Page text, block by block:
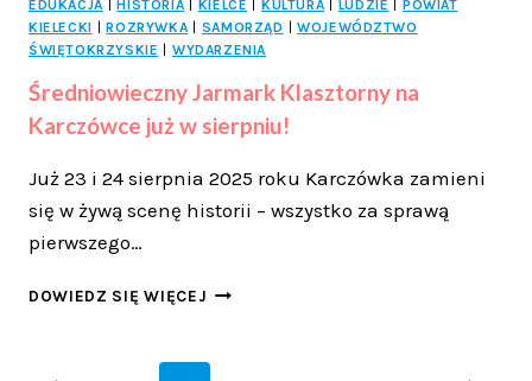
EDUKACJA HISTORIA KIELCE KULTURA LUDZIE
POWIAT
KIELECKI
ROZRYWKA SAMORZĄD
WOJEWÓDZTWO
ŚWIĘTOKRZYSKIE
WYDARZENIA
Średniowieczny Jarmark Klasztorny na
Karczówce już w sierpniu!
Już 23 i 24 sierpnia 2025 roku Karczówka zamieni
się w żywą scenę historii – wszystko za sprawą
pierwszego…
DOWIEDZ SIĘ WIĘCEJ ŚREDNIOWIECZNY
NA